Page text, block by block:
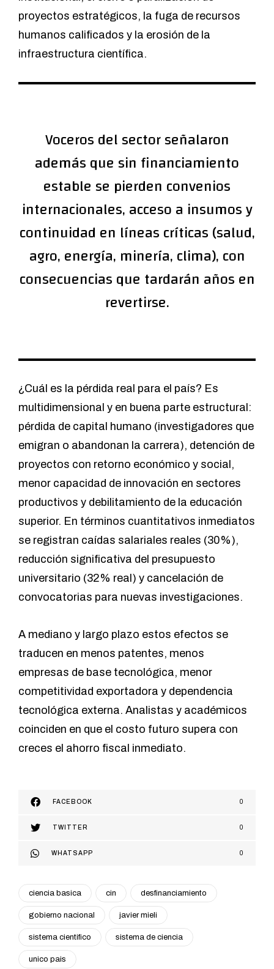
proyectos estratégicos, la fuga de recursos
humanos calificados y la erosión de la
infraestructura científica.
Voceros del sector señalaron
además que sin financiamiento
estable se pierden convenios
internacionales, acceso a insumos y
continuidad en líneas críticas (salud,
agro, energía, minería, clima), con
consecuencias que tardarán años en
revertirse.
¿Cuál es la pérdida real para el país? Es
multidimensional y en buena parte estructural:
pérdida de capital humano (investigadores que
emigran o abandonan la carrera), detención de
proyectos con retorno económico y social,
menor capacidad de innovación en sectores
productivos y debilitamiento de la educación
superior. En términos cuantitativos inmediatos
se registran caídas salariales reales (30%),
reducción significativa del presupuesto
universitario (32% real) y cancelación de
convocatorias para nuevas investigaciones.
A mediano y largo plazo estos efectos se
traducen en menos patentes, menos
empresas de base tecnológica, menor
competitividad exportadora y dependencia
tecnológica externa. Analistas y académicos
coinciden en que el costo futuro supera con
creces el ahorro fiscal inmediato.
FACEBOOK 0
TWITTER 0
WHATSAPP 0
ciencia basica cin desfinanciamiento
gobierno nacional javier mieli
sistema cientifico sistema de ciencia
unico pais